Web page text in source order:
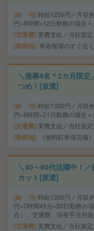
給 与 時給1250円／月収
円×8時間×12日勤務の場合
交通費 実費支給／当社規定
勤務地 有名牧場のすぐ近く
＼急募4名＊2カ月限
つめ！[派遣]
給 与 時給1300円／月収
円×8時間×21日勤務の場合
交通費 実費支給／当社規定
勤務地 《無料駐車場完備
＼40～60代活躍中！
カット[派遣]
給 与 時給1350円／月収
円×7時間45分×20日勤務の
合）、交通費、深夜手当別
交通費 実費支給／当社規定